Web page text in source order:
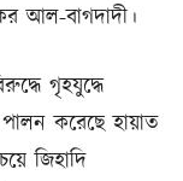
আল-বাগদাদী।
গৃহযুদ্ধে
করেছে হায়াত
জিহাদি